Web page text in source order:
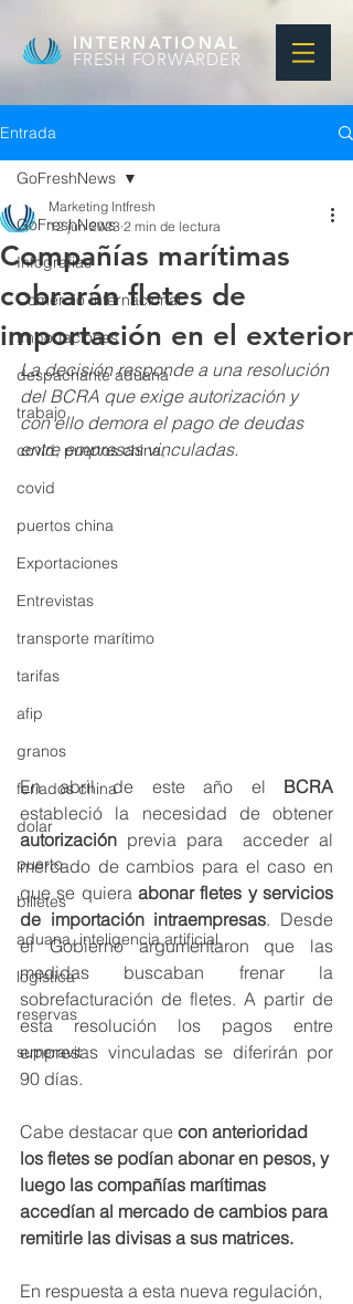
INTERNATIONAL
FRESH FORWARDER
Entrada
GoFreshNews
Infografias
Comercio Internacional
Importaciones
despachante aduana
trabajo
covid, puertos china,
covid
puertos china
Exportaciones
Entrevistas
transporte marítimo
tarifas
afip
granos
feriados china
dolar
puerto
billetes
aduana, inteligencia artificial,
logistica
reservas
superavit
GoFreshNews
Compañías marítimas
cobrarán fletes de
importación en el exterior
Marketing Intfresh
12 jun 2023 2 min de lectura
La decisión responde a una resolución
del BCRA que exige autorización y
con ello demora el pago de deudas
entre empresas vinculadas.
En abril de este año el
autorización previa para  acceder al
mercado de cambios para el caso en
que se quiera abonar fletes y servicios
de importación intraempresas. Desde
el Gobierno argumentaron que las
medidas buscaban frenar la
sobrefacturación de fletes. A partir de
esta resolución los pagos entre
empresas vinculadas se diferirán por
90 días.
Cabe destacar que con anterioridad
los fletes se podían abonar en pesos, y
luego las compañías marítimas
accedían al mercado de cambios para
remitirle las divisas a sus matrices.
En respuesta a esta nueva regulación,